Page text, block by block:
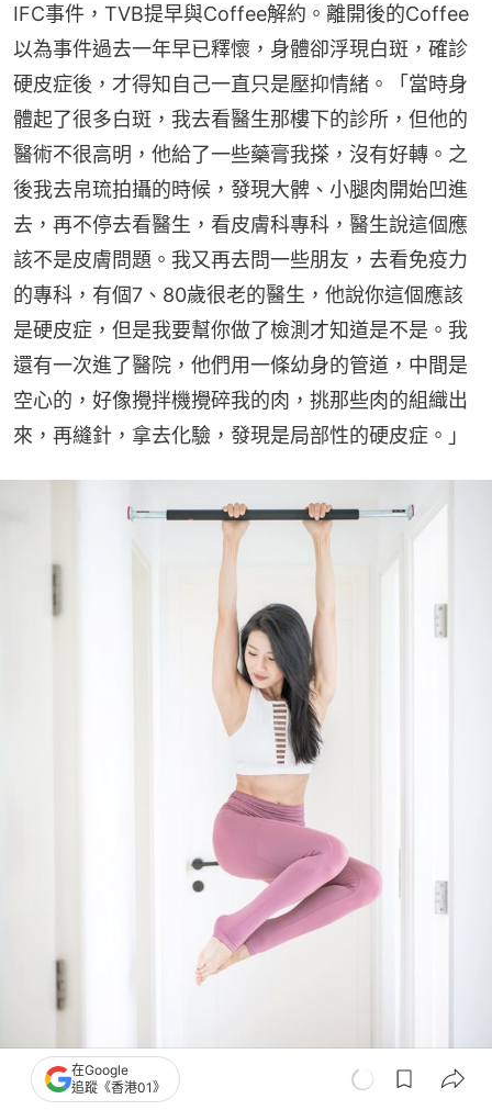
IFC事件，TVB提早與Coffee解約。離開後的Coffee
以為事件過去一年早已釋懷，身體卻浮現白斑，確診
硬皮症後，才得知自己一直只是壓抑情緒。「當時身
體起了很多白斑，我去看醫生那樓下的診所，但他的
醫術不很高明，他給了一些藥膏我搽，沒有好轉。之
後我去帛琉拍攝的時候，發現大髀、小腿肉開始凹進
去，再不停去看醫生，看皮膚科專科，醫生說這個應
該不是皮膚問題。我又再去問一些朋友，去看免疫力
的專科，有個7、80歲很老的醫生，他說你這個應該
是硬皮症，但是我要幫你做了檢測才知道是不是。我
還有一次進了醫院，他們用一條幼身的管道，中間是
空心的，好像攪拌機攪碎我的肉，挑那些肉的組織出
來，再縫針，拿去化驗，發現是局部性的硬皮症。」
在Google
追蹤《香港01》